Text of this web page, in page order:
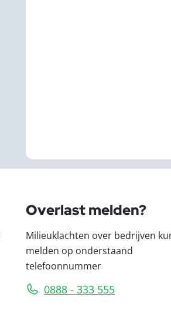
Overlast melden?
Milieuklachten over bedrijven
melden op onderstaand
telefoonnummer
0888 - 333 555